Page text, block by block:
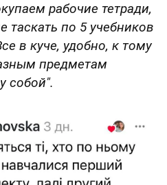
рабочие тетради,
таскать по 5 учебников
в куче, удобно, к тому
предметам
собой".